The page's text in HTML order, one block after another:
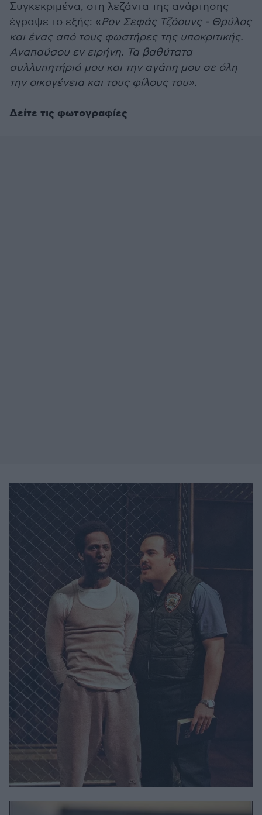
Συγκεκριμένα, στη λεζάντα της ανάρτησης
έγραψε το εξής: «Ρον Σεφάς Τζόουνς - Θρύλος
και ένας από τους φωστήρες της υποκριτικής.
Αναπαύσου εν ειρήνη. Τα βαθύτατα
συλλυπητήριά μου και την αγάπη μου σε όλη
την οικογένεια και τους φίλους του».
Δείτε τις φωτογραφίες